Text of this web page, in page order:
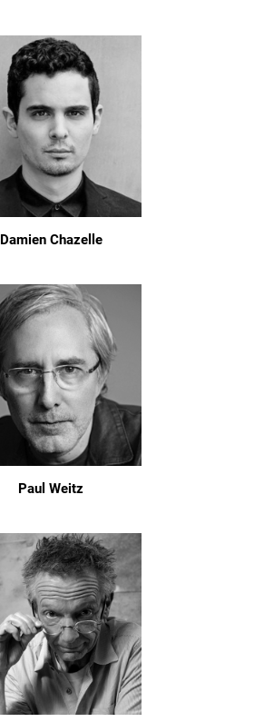
Damien Chazelle
Paul Weitz